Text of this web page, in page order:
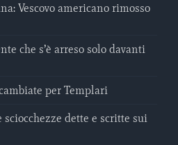
Vescovo americano rimosso
che s’è arreso solo davanti
per Templari
sciocchezze dette e scritte sui